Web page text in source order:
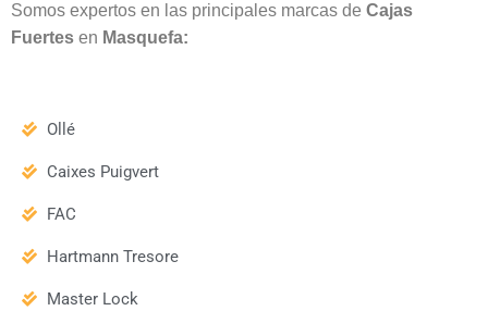
Somos expertos en las principales marcas de Cajas
Fuertes en Masquefa:
Ollé
Caixes Puigvert
FAC
Hartmann Tresore
Master Lock